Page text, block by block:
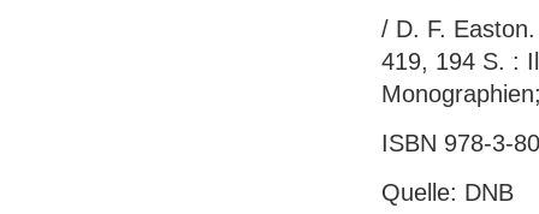
/ D. F.
419, 194 S. :
ISBN 978-3-
Quelle: DNB